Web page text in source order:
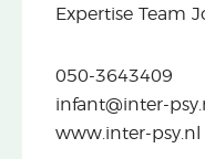
Expertise Team
050-3643409
infant@inter-
www.inter-psy.nl